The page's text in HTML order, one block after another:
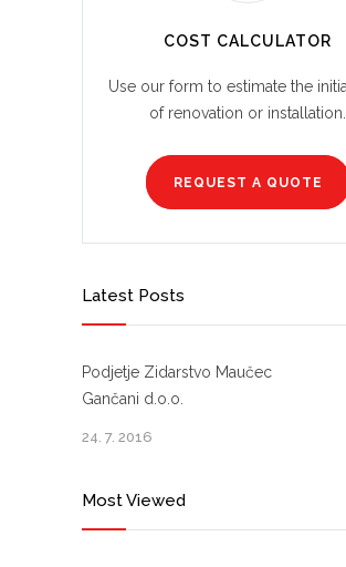
COST CALCULATOR
Use our form to estimate the
of renovation or installation.
REQUEST A QUOTE
Latest Posts
Podjetje Zidarstvo Maučec
Gančani d.o.o.
24. 7. 2016
Most Viewed